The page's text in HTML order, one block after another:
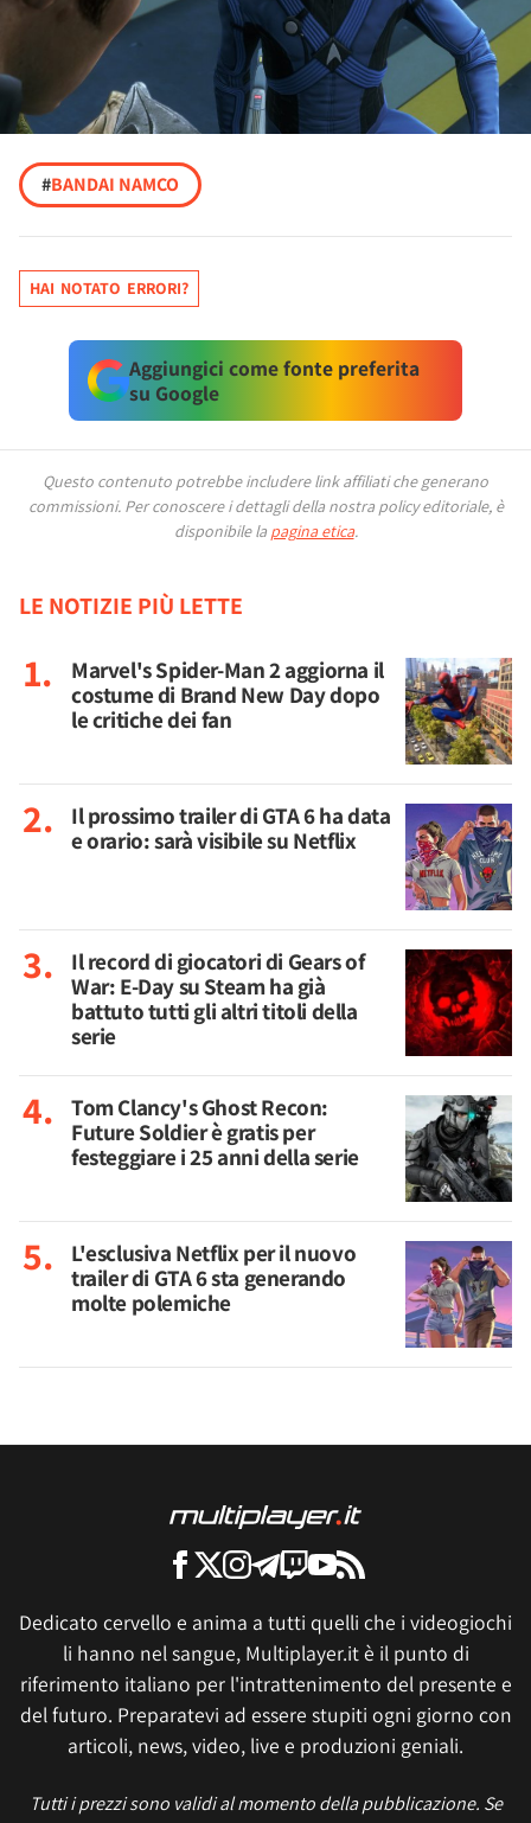
#BANDAI NAMCO
HAI NOTATO ERRORI?
Aggiungici come fonte preferita
su Google
Questo contenuto potrebbe includere link affiliati che generano
commissioni. Per conoscere i dettagli della nostra policy editoriale, è
disponibile la pagina etica.
LE NOTIZIE PIÙ LETTE
Marvel's Spider-Man 2 aggiorna il
costume di Brand New Day dopo
le critiche dei fan
Il prossimo trailer di GTA 6 ha data
e orario: sarà visibile su Netflix
Il record di giocatori di Gears of
War: E-Day su Steam ha già
battuto tutti gli altri titoli della
serie
Tom Clancy's Ghost Recon:
Future Soldier è gratis per
festeggiare i 25 anni della serie
L'esclusiva Netflix per il nuovo
trailer di GTA 6 sta generando
molte polemiche
Dedicato cervello e anima a tutti quelli che i videogiochi
li hanno nel sangue, Multiplayer.it è il punto di
riferimento italiano per l'intrattenimento del presente e
del futuro. Preparatevi ad essere stupiti ogni giorno con
articoli, news, video, live e produzioni geniali.
Tutti i prezzi sono validi al momento della pubblicazione. Se